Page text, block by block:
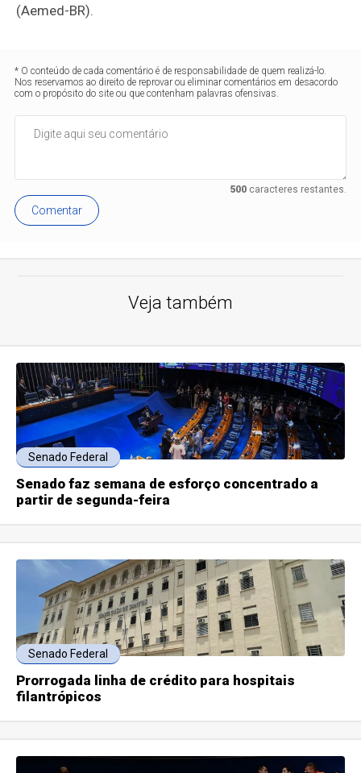
(Aemed-BR).
* O conteúdo de cada comentário é de responsabilidade de quem realizá-lo.
Nos reservamos ao direito de reprovar ou eliminar comentários em desacordo
com o propósito do site ou que contenham palavras ofensivas.
500caracteres restantes.
Comentar
Veja também
Senado Federal
Senado faz semana de esforço concentrado a
partir de segunda-feira
Senado Federal
Prorrogada linha de crédito para hospitais
filantrópicos